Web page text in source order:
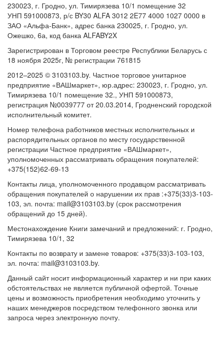
230023, г. Гродно, ул. Тимирязева 10/1 помещение 32
УНП 591000873, р/с BY30 ALFA 3012 2E77 4000 1027 0000 в
ЗАО «Альфа-Банк», адрес банка 230025, г. Гродно, ул.
Ожешко, 6а, код банка ALFABY2X
Зарегистрирован в Торговом реестре Республики Беларусь с
18 ноября 2025г, № регистрации 761815
2012–2025 © 3103103.by. Частное торговое унитарное
предприятие «ВАШмаркет», юр.адрес: 230023, г. Гродно, ул.
Тимирязева 10/1 помещение 32., УНП 591000873,
регистрация №0039777 от 20.03.2014, Гродненский городской
исполнительный комитет.
Номер телефона работников местных исполнительных и
распорядительных органов по месту государственной
регистрации Частное предприятие «ВАШмаркет»,
уполномоченных рассматривать обращения покупателей:
+375(152)62-69-13
Контакты лица, уполномоченного продавцом рассматривать
обращения покупателей о нарушении их прав :+375(33)3-103-
103, эл. почта: mail@3103103.by (срок рассмотрения
обращений до 15 дней).
Местонахождение Книги замечаний и предложений: г. Гродно,
Тимирязева 10/1, 32
Контакты по возврату и замене товаров: +375(33)3-103-103,
эл. почта: mail@3103103.by.
Данный сайт носит информационный характер и ни при каких
обстоятельствах не является публичной офертой. Точные
цены и возможность приобретения необходимо уточнить у
наших менеджеров посредством телефонного звонка или
запроса через электронную почту.